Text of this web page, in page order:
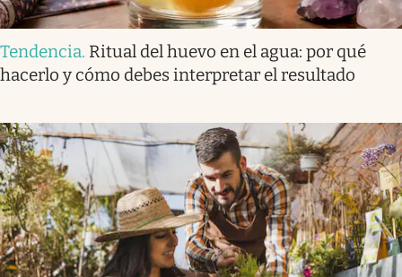
Tendencia. Ritual del huevo en el agua: por qué
hacerlo y cómo debes interpretar el resultado